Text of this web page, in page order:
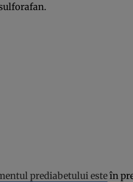
prediabetului esteîn